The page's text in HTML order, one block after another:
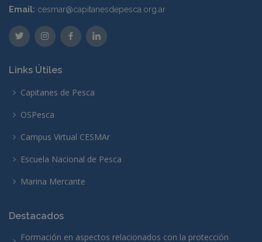
Email: cesmar@capitanesdepesca.org.ar
Links Útiles
Capitanes de Pesca
OSPesca
Campus Virtual CESMAr
Escuela Nacional de Pesca
Marina Mercante
Destacados
Formación en aspectos relacionados con la protección